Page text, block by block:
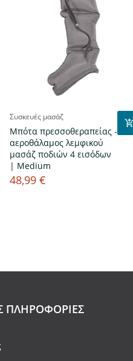
Συσκευές μασάζ
Μπότα πρεσσοθεραπείας -
αεροθάλαμος λεμφικού
μασάζ ποδιών 4 εισόδων
| Medium
Τιμή
48,99 €
ΠΛΗΡΟΦΟΡΊΕΣ